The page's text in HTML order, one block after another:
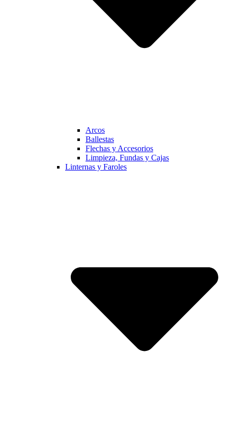
Arcos
Ballestas
Flechas y Accesorios
Limpieza, Fundas y Cajas
Linternas y Faroles